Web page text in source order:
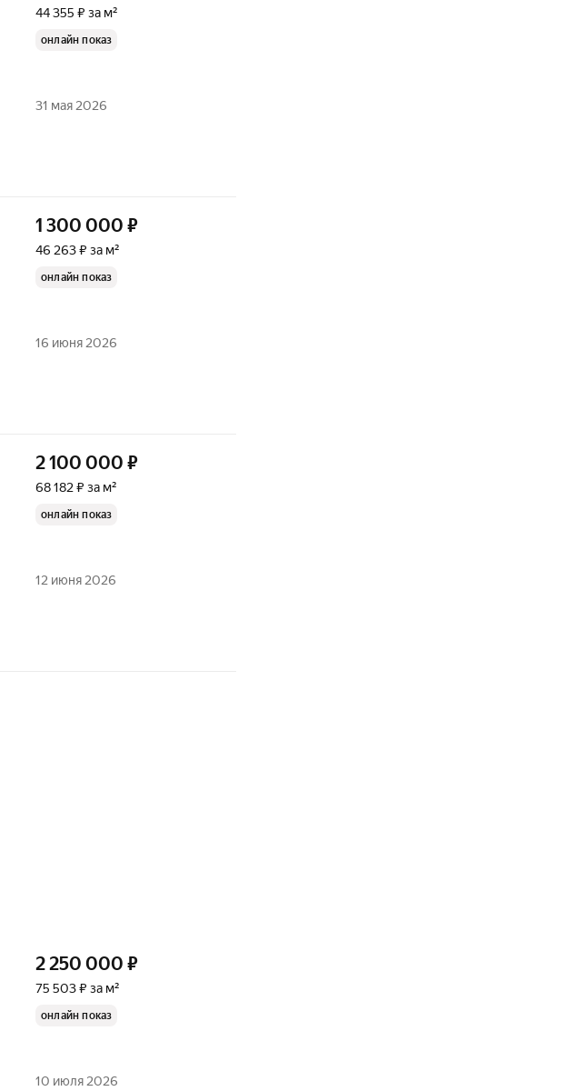
44 355 ₽ за м²
онлайн показ
31 мая 2026
1 300 000 ₽
46 263 ₽ за м²
онлайн показ
16 июня 2026
2 100 000 ₽
68 182 ₽ за м²
онлайн показ
12 июня 2026
2 250 000 ₽
75 503 ₽ за м²
онлайн показ
10 июля 2026